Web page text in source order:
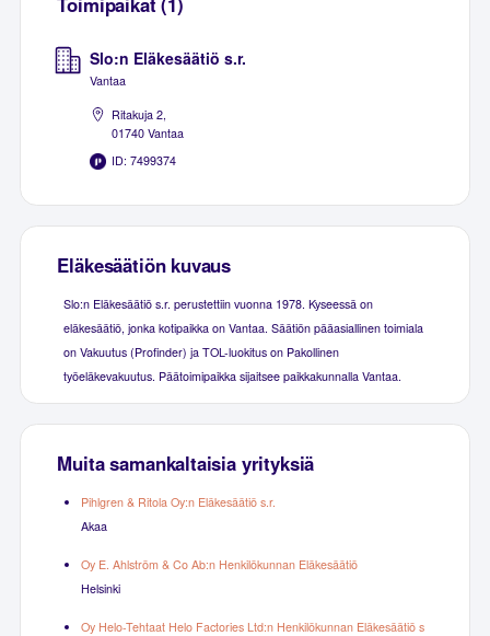
Slo:n Eläkesäätiö s.r.
Vantaa
Ritakuja 2,
01740 Vantaa
ID: 7499374
Eläkesäätiön kuvaus
Slo:n Eläkesäätiö s.r. perustettiin vuonna 1978. Kyseessä on
eläkesäätiö, jonka kotipaikka on Vantaa. Säätiön pääasiallinen toimiala
on Vakuutus (Profinder) ja TOL-luokitus on Pakollinen
työeläkevakuutus. Päätoimipaikka sijaitsee paikkakunnalla Vantaa.
Muita samankaltaisia yrityksiä
Pihlgren & Ritola Oy:n Eläkesäätiö s.r.
Akaa
Oy E. Ahlström & Co Ab:n Henkilökunnan Eläkesäätiö
Helsinki
Oy Helo-Tehtaat Helo Factories Ltd:n Henkilökunnan Eläkesäätiö s